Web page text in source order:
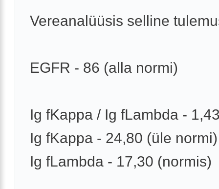
Vereanalüüsis selline
EGFR - 86 (alla normi)
Ig fKappa / Ig fLambda -
Ig fKappa - 24,80 (üle normi)
Ig fLambda - 17,30 (normis)